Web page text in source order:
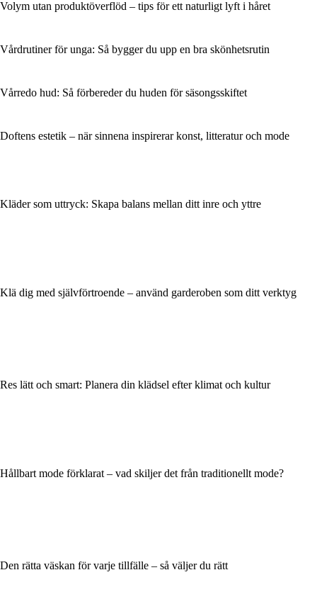
Volym utan produktöverflöd – tips för ett naturligt lyft i håret
Vårdrutiner för unga: Så bygger du upp en bra skönhetsrutin
Vårredo hud: Så förbereder du huden för säsongsskiftet
Doftens estetik – när sinnena inspirerar konst, litteratur och mode
Kläder som uttryck: Skapa balans mellan ditt inre och yttre
Klä dig med självförtroende – använd garderoben som ditt verktyg
Res lätt och smart: Planera din klädsel efter klimat och kultur
Hållbart mode förklarat – vad skiljer det från traditionellt mode?
Den rätta väskan för varje tillfälle – så väljer du rätt